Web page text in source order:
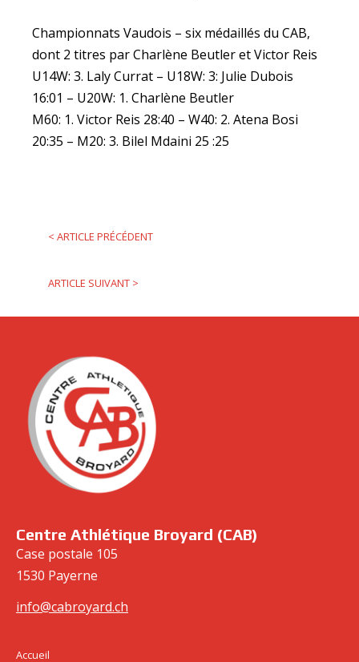
Championnats Vaudois – six médaillés du CAB,
dont 2 titres par Charlène Beutler et Victor Reis
U14W: 3. Laly Currat – U18W: 3: Julie Dubois
16:01 – U20W: 1. Charlène Beutler
M60: 1. Victor Reis 28:40 – W40: 2. Atena Bosi
20:35 – M20: 3. Bilel Mdaini 25 :25
< ARTICLE PRÉCÉDENT
ARTICLE SUIVANT >
Centre Athlétique Broyard (CAB)
Case postale 105
1530 Payerne
info@cabroyard.ch
Accueil